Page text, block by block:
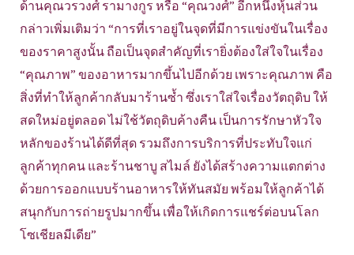
ด้านคุณวรวงศ์ รามางกูร หรือ “คุณวงศ์” อีกหนึ่งหุ้นส่วน
กล่าวเพิ่มเติมว่า “การที่เราอยู่ในจุดที่มีการแข่งขันในเรื่อง
ของราคาสูงนั้น ถือเป็นจุดสำคัญที่เรายิ่งต้องใส่ใจในเรื่อง
“คุณภาพ” ของอาหารมากขึ้นไปอีกด้วย เพราะคุณภาพ คือ
สิ่งที่ทำให้ลูกค้ากลับมาร้านซ้ำ ซึ่งเราใส่ใจเรื่องวัตถุดิบ ให้
สดใหม่อยู่ตลอด ไม่ใช้วัตถุดิบค้างคืน เป็นการรักษาหัวใจ
หลักของร้านได้ดีที่สุด รวมถึงการบริการที่ประทับใจแก่
ลูกค้าทุกคน และร้านชาบู สไมล์ ยังได้สร้างความแตกต่าง
ด้วยการออกแบบร้านอาหารให้ทันสมัย พร้อมให้ลูกค้าได้
สนุกกับการถ่ายรูปมากขึ้น เพื่อให้เกิดการแชร์ต่อบนโลก
โซเชียลมีเดีย”